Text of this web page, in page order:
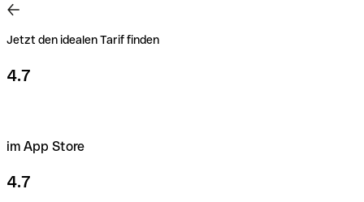
Jetzt den idealen Tarif finden
4.7
im App Store
4.7